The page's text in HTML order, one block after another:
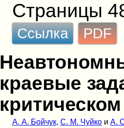
Страницы
Ссылка PDF
краевые
А. А. Бойчук, С. М. Чуйкои A.